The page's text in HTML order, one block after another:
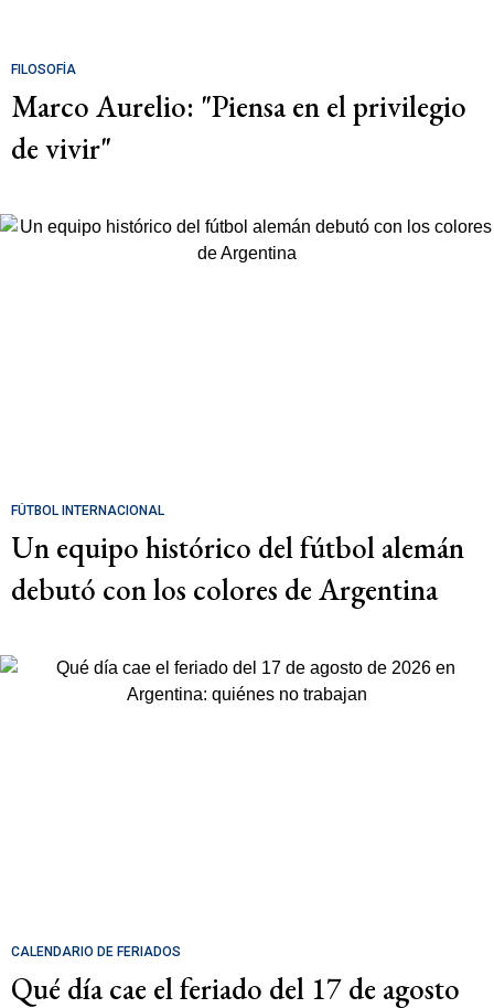
FILOSOFÍA
Marco Aurelio: "Piensa en el privilegio
de vivir"
FÚTBOL INTERNACIONAL
Un equipo histórico del fútbol alemán
debutó con los colores de Argentina
CALENDARIO DE FERIADOS
Qué día cae el feriado del 17 de agosto